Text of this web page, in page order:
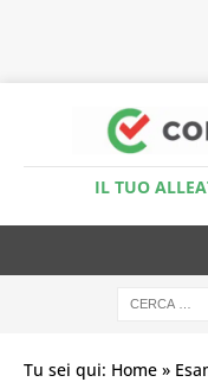
IL TUO
Tu sei qui: Home »